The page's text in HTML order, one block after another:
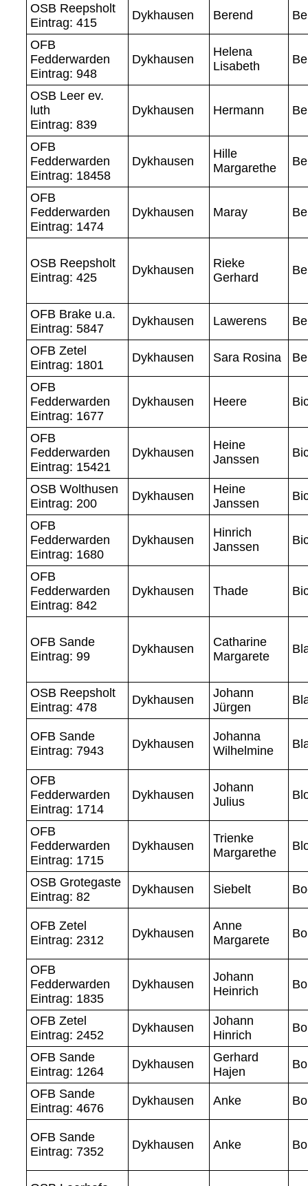
OSB Reepsholt
Eintrag: 415
Dykhausen Berend
OFB
Fedderwarden
Eintrag: 948
Dykhausen
Helena
Lisabeth
OSB Leer ev.
luth
Eintrag: 839
Dykhausen Hermann
OFB
Fedderwarden
Eintrag: 18458
Dykhausen
Hille
Margarethe
OFB
Fedderwarden
Eintrag: 1474
Dykhausen Maray
OSB Reepsholt
Eintrag: 425
Dykhausen
Rieke
Gerhard
OFB Brake u.a.
Eintrag: 5847
Dykhausen Lawerens
OFB Zetel
Eintrag: 1801
Dykhausen Sara Rosina
OFB
Fedderwarden
Eintrag: 1677
Dykhausen Heere
OFB
Fedderwarden
Eintrag: 15421
Dykhausen
Heine
Janssen
OSB Wolthusen
Eintrag: 200
Dykhausen
Heine
Janssen
OFB
Fedderwarden
Eintrag: 1680
Dykhausen
Hinrich
Janssen
OFB
Fedderwarden
Eintrag: 842
Dykhausen Thade
OFB Sande
Eintrag: 99
Dykhausen
Catharine
Margarete
OSB Reepsholt
Eintrag: 478
Dykhausen
Johann
Jürgen
OFB Sande
Eintrag: 7943
Dykhausen
Johanna
Wilhelmine
OFB
Fedderwarden
Eintrag: 1714
Dykhausen
Johann
Julius
OFB
Fedderwarden
Eintrag: 1715
Dykhausen
Trienke
Margarethe
OSB Grotegaste
Eintrag: 82
Dykhausen Siebelt
OFB Zetel
Eintrag: 2312
Dykhausen
Anne
Margarete
OFB
Fedderwarden
Eintrag: 1835
Dykhausen
Johann
Heinrich
OFB Zetel
Eintrag: 2452
Dykhausen
Johann
Hinrich
OFB Sande
Eintrag: 1264
Dykhausen
Gerhard
Hajen
OFB Sande
Eintrag: 4676
Dykhausen Anke
OFB Sande
Eintrag: 7352
Dykhausen Anke